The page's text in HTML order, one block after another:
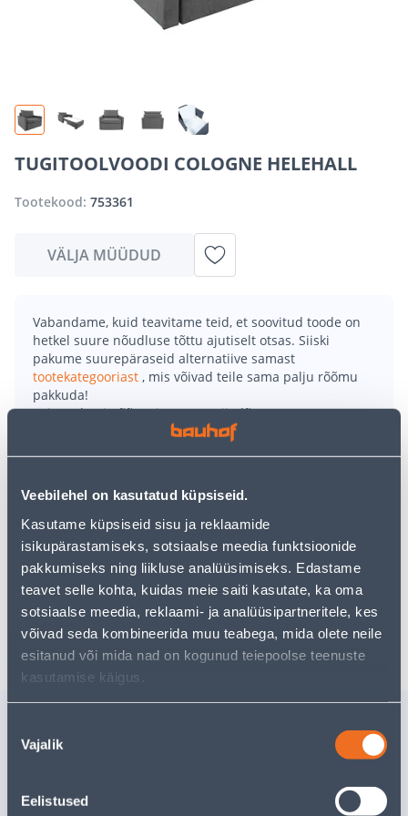
Veebilehel on kasutatud küpsiseid.
Kasutame küpsiseid sisu ja reklaamide
isikupärastamiseks, sotsiaalse meedia funktsioonide
pakkumiseks ning liikluse analüüsimiseks. Edastame
teavet selle kohta, kuidas meie saiti kasutate, ka oma
sotsiaalse meedia, reklaami- ja analüüsipartneritele, kes
võivad seda kombineerida muu teabega, mida olete neile
esitanud või mida nad on kogunud teiepoolse teenuste
kasutamise käigus.
valik
Vajalik
Eelistused
TUGITOOLVOODI COLOGNE HELEHALL
Tootekood: 753361
VÄLJA MÜÜDUD
Vabandame, kuid teavitame teid, et soovitud toode on
hetkel suure nõudluse tõttu ajutiselt otsas. Siiski
pakume suurepäraseid alternatiive samast
tootekategooriast , mis võivad teile sama palju rõõmu
pakkuda!
Teie ostlemisrõõm ei pea aga siin lõppema - oma
uurimistööd saate jätkata, naastes
• 14-päevane tagastusõigus.
• HANKIJA LAOST TELLITAV TOODE
Tarne pole võimalik
Tarne pole